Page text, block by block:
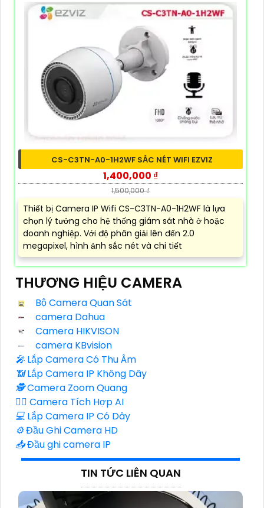
CS-C3TN-A0-1H2WF SẮC NÉT WIFI EZVIZ
1,400,000 ₫
1,500,000 ₫
Thiết bị Camera IP Wifi CS-C3TN-A0-1H2WF là lựa
chọn lý tưởng cho hệ thống giám sát nhà ở hoặc
doanh nghiệp. Với độ phân giải lên đến 2.0
megapixel, hình ảnh sắc nét và chi tiết
THƯƠNG HIỆU CAMERA
Bộ Camera Quan Sát
camera Dahua
Camera HIKVISON
camera KBvision
️🎤️ Lắp Camera Có Thu Âm
📶Lắp Camera IP Không Dây
🕵️Camera Zoom Quang
🧛‍♀️ Camera Tích Hợp AI
💻 Lắp Camera IP Có Dây
⚙️Đầu Ghi Camera HD
📥Đầu ghi camera IP
TIN TỨC LIÊN QUAN